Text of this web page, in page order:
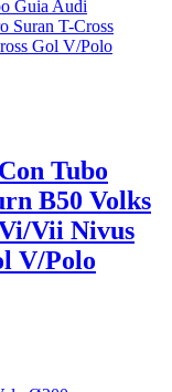
Tubo
B50 Volks
Vii Nivus
V/Polo